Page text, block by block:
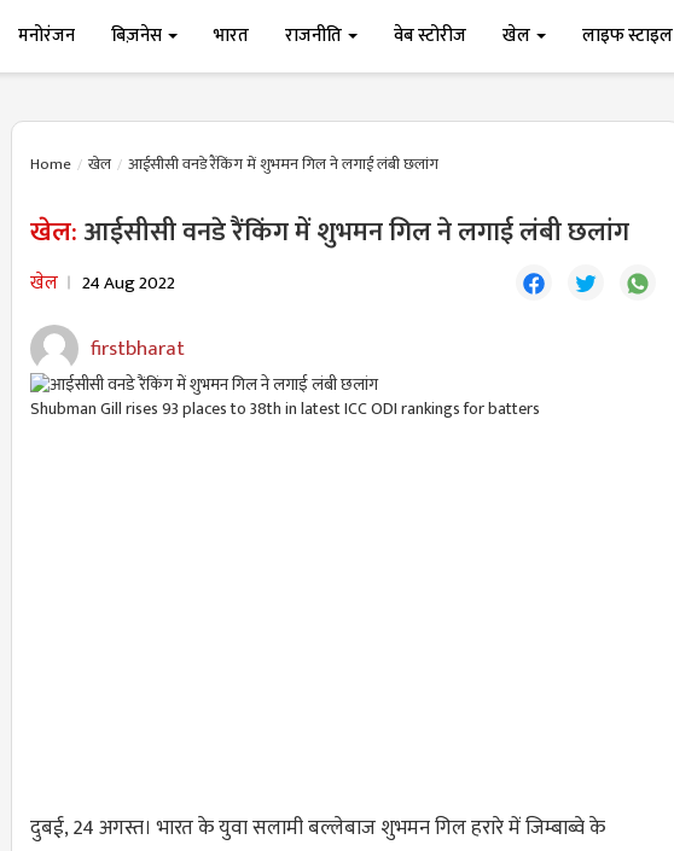
मनोरंजन बिज़नेस भारत राजनीति वेब स्टोरीज खेल लाइफ स्टाइल
Home खेल आईसीसी वनडे रैंकिंग में शुभमन गिल ने लगाई लंबी छलांग
खेल:आईसीसी वनडे रैंकिंग में शुभमन गिल ने लगाई लंबी छलांग
खेल 24 Aug 2022
firstbharat
Shubman Gill rises 93 places to 38th in latest ICC ODI rankings for batters
दुबई, 24 अगस्त। भारत के युवा सलामी बल्लेबाज शुभमन गिल हरारे में जिम्बाब्वे के